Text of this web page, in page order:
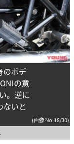
のボデ
の意
。逆に
いと
(画像 No.18/30)